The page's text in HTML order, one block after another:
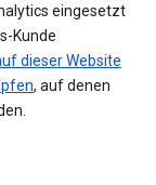
eingesetzt
Kunde
dieser Website
, auf denen